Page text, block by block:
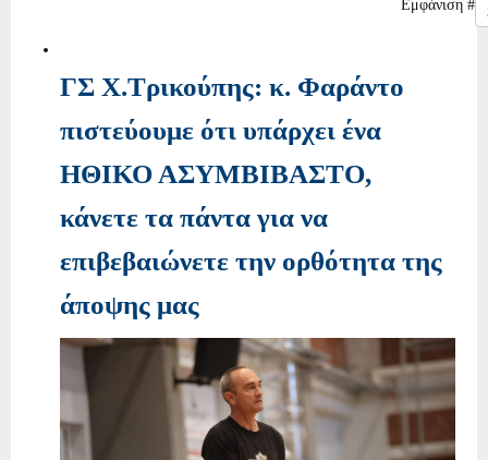
Εμφάνιση #
ΓΣ Χ.Τρικούπης: κ. Φαράντο
πιστεύουμε ότι υπάρχει ένα
ΗΘΙΚΟ ΑΣΥΜΒΙΒΑΣΤΟ,
κάνετε τα πάντα για να
επιβεβαιώνετε την ορθότητα της
άποψης μας